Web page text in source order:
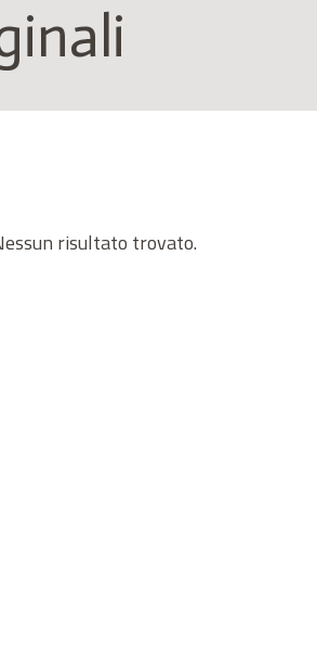
risultato trovato.